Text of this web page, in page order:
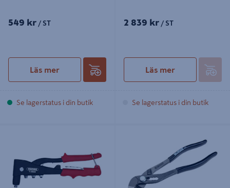
549 kr / ST
Läs mer
Se lagerstatus i din butik
2 839 kr / ST
Läs mer
Se lagerstatus i din butik